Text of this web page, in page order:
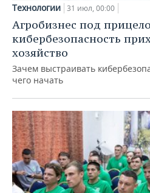
Технологии 31 июл, 00:00
Агробизнес под
кибербезопасность
хозяйство
Зачем выстраивать
чего начать